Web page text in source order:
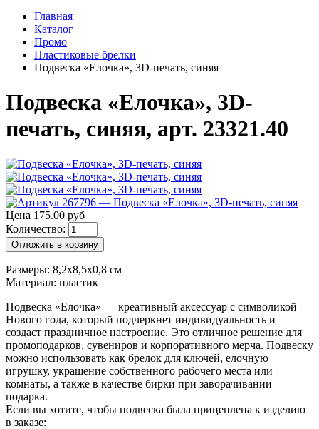
Главная
Каталог
Промо
Пластиковые брелки
Подвеска «Елочка», 3D-печать, синяя
Подвеска «Елочка», 3D-
печать, синяя, арт. 23321.40
Цена 175.00 руб
Количество:
Отложить в корзину
Размеры: 8,2x8,5x0,8 см
Материал: пластик
Подвеска «Елочка» — креативный аксессуар с символикой
Нового года, который подчеркнет индивидуальность и
создаст праздничное настроение. Это отличное решение для
промоподарков, сувениров и корпоративного мерча. Подвеску
можно использовать как брелок для ключей, елочную
игрушку, украшение собственного рабочего места или
комнаты, а также в качестве бирки при заворачивании
подарка.
Если вы хотите, чтобы подвеска была прицеплена к изделию
в заказе: